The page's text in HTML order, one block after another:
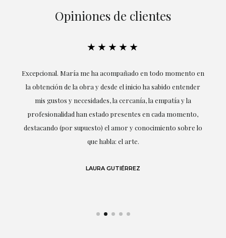
Opiniones de clientes
★★★★★
Excepcional. María me ha acompañado en todo momento en
la obtención de la obra y desde el inicio ha sabido entender
mis gustos y necesidades, la cercanía, la empatía y la
profesionalidad han estado presentes en cada momento,
destacando (por supuesto) el amor y conocimiento sobre lo
que habla: el arte.
LAURA GUTIÉRREZ